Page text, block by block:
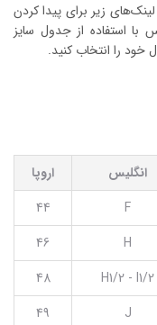
زیر برای پیدا کردن
استفاده از جدول سایز
خود را انتخاب کنید.
انگلیس
اروپا
F
44
H
46
H1/2 - I1/2
48
J
49